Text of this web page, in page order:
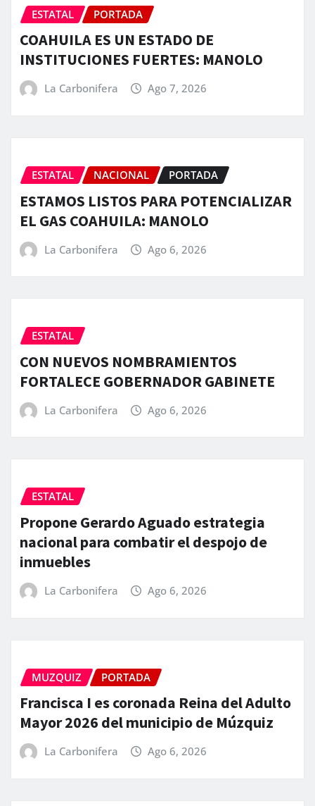
ESTATAL PORTADA
COAHUILA ES UN ESTADO DE
INSTITUCIONES FUERTES: MANOLO
La Carbonifera Ago 7, 2026
ESTATAL NACIONAL PORTADA
ESTAMOS LISTOS PARA POTENCIALIZAR
EL GAS COAHUILA: MANOLO
La Carbonifera Ago 6, 2026
ESTATAL
CON NUEVOS NOMBRAMIENTOS
FORTALECE GOBERNADOR GABINETE
La Carbonifera Ago 6, 2026
ESTATAL
Propone Gerardo Aguado estrategia
nacional para combatir el despojo de
inmuebles
La Carbonifera Ago 6, 2026
MUZQUIZ PORTADA
Francisca I es coronada Reina del Adulto
Mayor 2026 del municipio de Múzquiz
La Carbonifera Ago 6, 2026